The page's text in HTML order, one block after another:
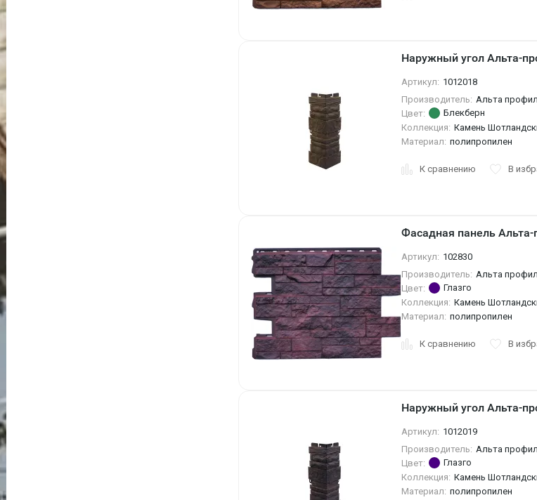
Наружный угол Альта-
Артикул: 1012018
Производитель: Альта
Цвет:
Блекберн
Коллекция: Камень
Материал: полипропилен
К сравнению В
Фасадная панель
Артикул: 102830
Производитель: Альта
Цвет:
Глазго
Коллекция: Камень
Материал: полипропилен
К сравнению В
Наружный угол Альта-
Артикул: 1012019
Производитель: Альта
Цвет:
Глазго
Коллекция: Камень
Материал: полипропилен